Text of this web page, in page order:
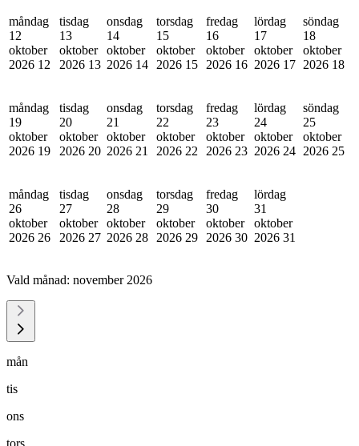
måndag
12
oktober
2026 12
tisdag
13
oktober
2026 13
onsdag
14
oktober
2026 14
torsdag
15
oktober
2026 15
fredag
16
oktober
2026 16
lördag
17
oktober
2026 17
söndag
18
oktober
2026 18
måndag
19
oktober
2026 19
tisdag
20
oktober
2026 20
onsdag
21
oktober
2026 21
torsdag
22
oktober
2026 22
fredag
23
oktober
2026 23
lördag
24
oktober
2026 24
söndag
25
oktober
2026 25
måndag
26
oktober
2026 26
tisdag
27
oktober
2026 27
onsdag
28
oktober
2026 28
torsdag
29
oktober
2026 29
fredag
30
oktober
2026 30
lördag
31
oktober
2026 31
Vald månad: november 2026
mån
tis
ons
tors